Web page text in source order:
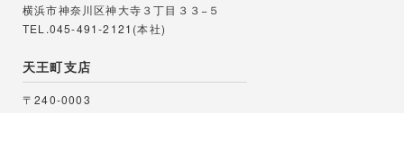
横浜市神奈川区神大寺３丁目３３−５
TEL.045-491-2121(本社)
天王町支店
〒240-0003